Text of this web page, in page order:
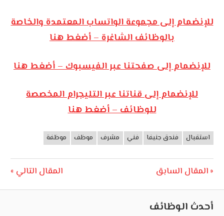
للإنضمام إلى مجموعة الواتساب المعتمدة والخاصة
بالوظائف الشاغرة – أضغط هنا
للإنضمام إلى صفحتنا عبر الفيسبوك – أضغط هنا
للإنضمام إلى قناتنا عبر التليجرام المخصصة
للوظائف – أضغط هنا
وظائف
استقبال فندق جنيفا فني مشرف موظف موظفة
تصفّح
المقالات
Previous
المقال السابق
Next
المقال التالي
أحدث الوظائف